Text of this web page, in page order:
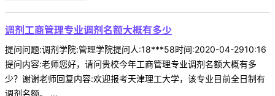
调剂工商管理专业调剂名额大概有多少
提问问题:调剂学院:管理学院提问人:18***58时间:2020-04-2910:16
提问内容:老师您好，请问贵校今年工商管理专业调剂名额大概有多
少？谢谢老师回复内容:欢迎报考天津理工大学，该专业目前全日制有
调剂名额。 ...